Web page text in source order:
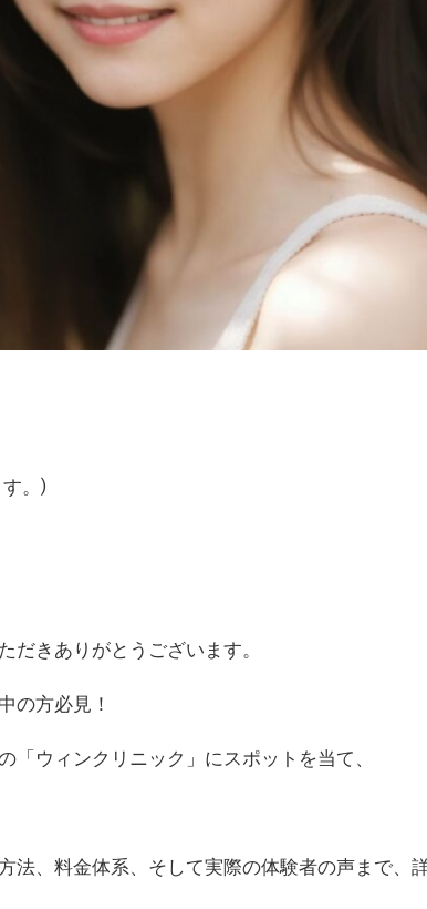
。)
だきありがとうございます。
の方必見！
ウィンクリニック」にスポットを当て、
法、料金体系、そして実際の体験者の声まで、